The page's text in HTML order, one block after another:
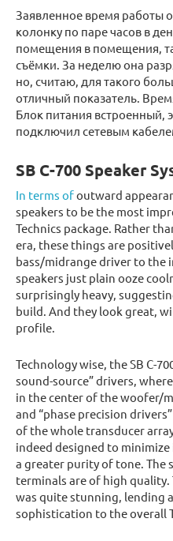
Заявленное время работы
колонку по паре часов в
помещения в помещения,
съёмки. За неделю она
но, считаю, для такого
отличный показатель.
Блок питания
подключил сетевым
SB C-700 Speaker
In terms ofoutward
speakers to be the most
Technics package. Rather
era, these things are
bass/midrange driver to the
speakers just plain ooze
surprisingly heavy,
build. And they look great,
profile.
Technology wise, the SB C-
sound-source” drivers,
in the center of the woofer/
and “phase precision
of the whole transducer
indeed designed to
a greater purity of tone. The
terminals are of high
was quite stunning, lending
sophistication to the overall